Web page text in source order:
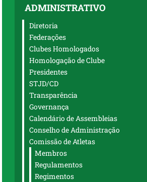
ADMINISTRATIVO
Diretoria
Federações
Clubes Homologados
Homologação de Clube
Presidentes
STJD/CD
Transparência
Governança
Calendário de Assembleias
Conselho de Administração
Comissão de Atletas
Membros
Regulamentos
Regimentos